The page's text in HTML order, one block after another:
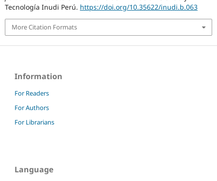
Tecnología Inudi Perú. https://doi.org/10.35622/inudi.b.063
More Citation Formats
Information
For Readers
For Authors
For Librarians
Language